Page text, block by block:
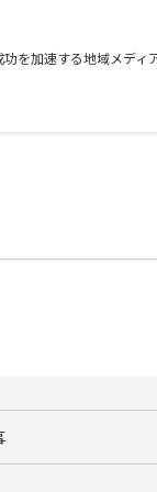
功を加速する地域メディ